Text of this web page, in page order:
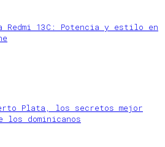
Redmi 13C: Potencia y estilo en
Plata, los secretos mejor
los dominicanos